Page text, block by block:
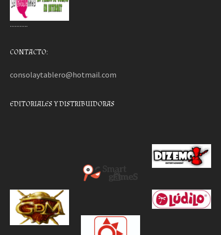
………..
CONTACTO:
consolaytablero@hotmail.com
EDITORIALES Y DISTRIBUIDORAS